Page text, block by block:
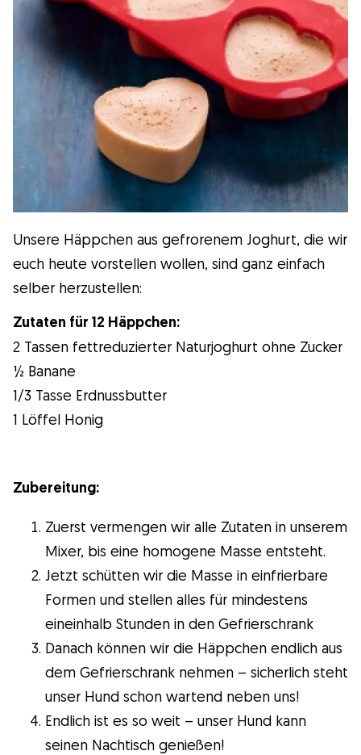
Gudog ist der einfachste Weg, den
perfekten Hundesitter zu finden und zu
buchen. Tausende von liebevollen Sittern
sind bereit, sich um deinen Hund wie ein
Familienmitglied zu kümmern! Tierärztliche
Versorgung und Kostenlose Stornierung bei
jeder Buchung.
Entdecke Gudog
Unsere Häppchen aus gefrorenem Joghurt, die wir
euch heute vorstellen wollen, sind ganz einfach
selber herzustellen:
Zutaten für 12 Häppchen:
2 Tassen fettreduzierter Naturjoghurt ohne Zucker
½ Banane
1/3 Tasse Erdnussbutter
1 Löffel Honig
Zubereitung:
Zuerst vermengen wir alle Zutaten in unserem
Mixer, bis eine homogene Masse entsteht.
Jetzt schütten wir die Masse in einfrierbare
Formen und stellen alles für mindestens
eineinhalb Stunden in den Gefrierschrank
Danach können wir die Häppchen endlich aus
dem Gefrierschrank nehmen – sicherlich steht
unser Hund schon wartend neben uns!
Endlich ist es so weit – unser Hund kann
seinen Nachtisch genießen!